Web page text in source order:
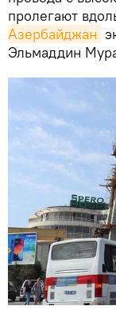
пролегают
Азербайджан
Эльмаддин